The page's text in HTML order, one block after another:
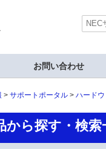
お問い合わせ
サポートポータル ハード
から探す・検